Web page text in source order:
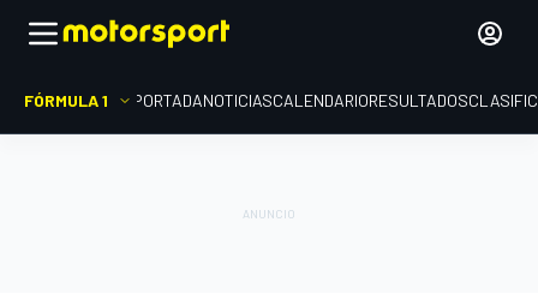
FÓRMULA 1 PORTADANOTICIASCALENDARIORESULTADOS